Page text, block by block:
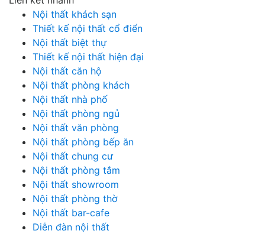
Nội thất khách sạn
Thiết kế nội thất cổ điển
Nội thất biệt thự
Thiết kế nội thất hiện đại
Nội thất căn hộ
Nội thất phòng khách
Nội thất nhà phố
Nội thất phòng ngủ
Nội thất văn phòng
Nội thất phòng bếp ăn
Nội thất chung cư
Nội thất phòng tắm
Nội thất showroom
Nội thất phòng thờ
Nội thất bar-cafe
Diễn đàn nội thất